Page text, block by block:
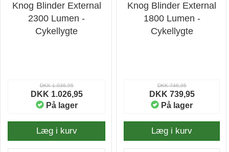
Knog Blinder External
2300 Lumen -
Cykellygte
DKK 1.036,95
DKK 1.026,95
På lager
Læg i kurv
Knog Blinder External
1800 Lumen -
Cykellygte
DKK 746,95
DKK 739,95
På lager
Læg i kurv